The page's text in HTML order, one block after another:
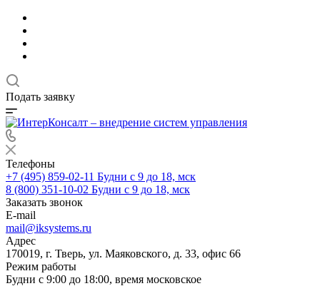
Подать заявку
Телефоны
+7 (495) 859-02-11 Будни с 9 до 18, мск
8 (800) 351-10-02 Будни с 9 до 18, мск
Заказать звонок
E-mail
mail@iksystems.ru
Адрес
170019, г. Тверь, ул. Маяковского, д. 33, офис 66
Режим работы
Будни с 9:00 до 18:00, время московское